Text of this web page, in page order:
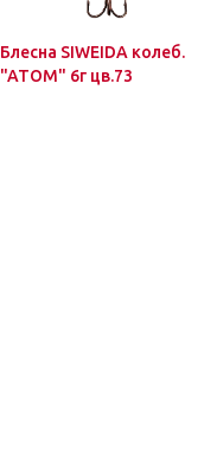
Блесна SIWEIDA колеб.
"ATOM" 6г цв.73